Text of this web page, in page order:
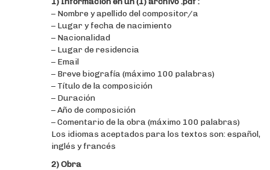
– Nombre y apellido del compositor/a
– Lugar y fecha de nacimiento
– Nacionalidad
– Lugar de residencia
– Email
– Breve biografía (máximo 100 palabras)
– Título de la composición
– Duración
– Año de composición
– Comentario de la obra (máximo 100 palabras)
Los idiomas aceptados para los textos son: español,
inglés y francés
2) Obra